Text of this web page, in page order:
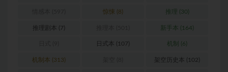
惊悚 (8) 推理 (30)
推理剧本 (7) 新手本 (164)
日式本 (107) 机制 (6)
机制本 (313) 架空历史本 (102)